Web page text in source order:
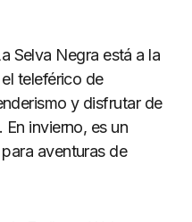
Selva Negra está a la
teleférico de
y disfrutar de
En invierno, es un
aventuras de